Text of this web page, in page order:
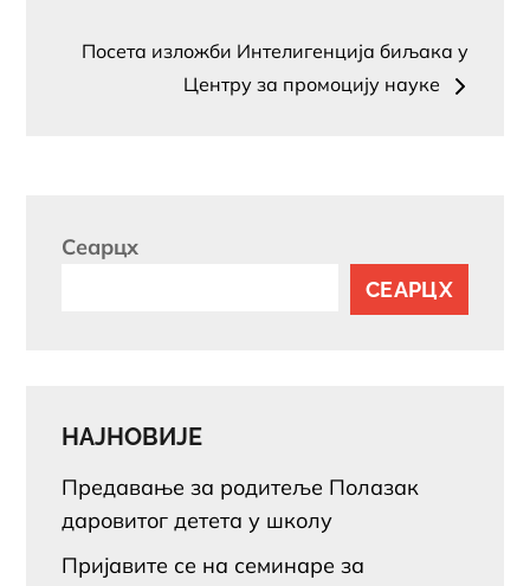
Посета изложби Интелигенција биљака у
Центру за промоцију науке
Сеарцх
СЕАРЦХ
НАЈНОВИЈЕ
Предавање за родитеље Полазак
даровитог детета у школу
Пријавите се на семинаре за